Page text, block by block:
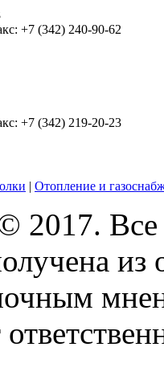
+7 (342) 240-90-62
+7 (342) 219-20-23
| Отопление и
2017.
из